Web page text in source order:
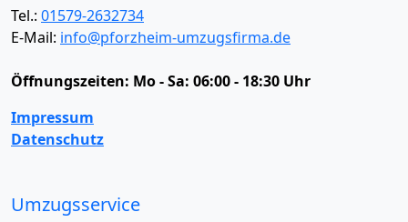
Tel.: 01579-2632734
E-Mail: info@pforzheim-umzugsfirma.de
Öffnungszeiten: Mo - Sa: 06:00 - 18:30 Uhr
Impressum
Datenschutz
Umzugsservice